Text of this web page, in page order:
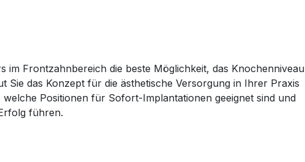
im Frontzahnbereich die beste Möglichkeit, das Knochenniveau
Sie das Konzept für die ästhetische Versorgung in Ihrer Praxis
Positionen für Sofort-Implantationen geeignet sind und
führen.